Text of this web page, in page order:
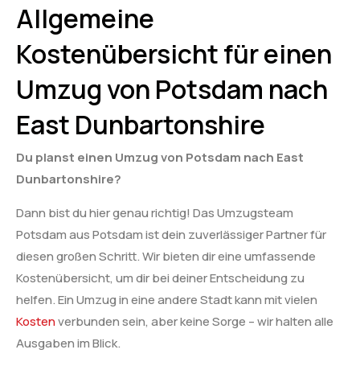
Allgemeine
Kostenübersicht für einen
Umzug von Potsdam nach
East Dunbartonshire
Du planst einen Umzug von Potsdam nach East
Dunbartonshire?
Dann bist du hier genau richtig! Das Umzugsteam
Potsdam aus Potsdam ist dein zuverlässiger Partner für
diesen großen Schritt. Wir bieten dir eine umfassende
Kostenübersicht, um dir bei deiner Entscheidung zu
helfen. Ein Umzug in eine andere Stadt kann mit vielen
Kostenverbunden sein, aber keine Sorge – wir halten alle
Ausgaben im Blick.